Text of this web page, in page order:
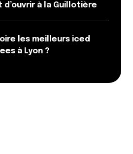
d’ouvrir à la Guillotière
les meilleurs iced
à Lyon ?